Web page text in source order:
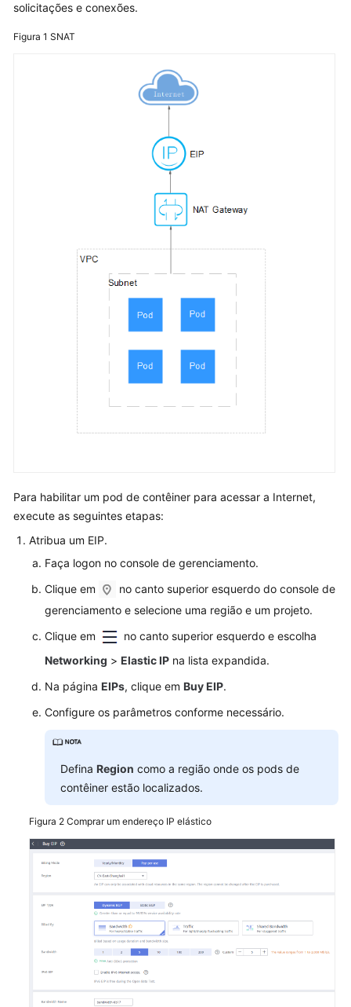
Serviço
Ingresses
DNS
Configurações
rede
contêiner
rede
do
cluster
do
acesso
da
VPC
a
redes
a
partir
um
contêiner
Armazenamento
Observabilidade
Namespaces
ConfigMaps
e
solicitações e conexões.
Figura 1 SNAT
Para habilitar um pod de contêiner para acessar a Internet,
execute as seguintes etapas:
Atribua um EIP.
Faça logon no console de gerenciamento.
Clique em
no canto superior esquerdo do console de
gerenciamento e selecione uma região e um projeto.
Clique em
no canto superior esquerdo e escolha
Networking > Elastic IP na lista expandida.
Na página EIPs, clique em BuyEIP.
Configure os parâmetros conforme necessário.
Defina Region como a região onde os pods de
contêiner estão localizados.
Figura 2 Comprar um endereço IP elástico